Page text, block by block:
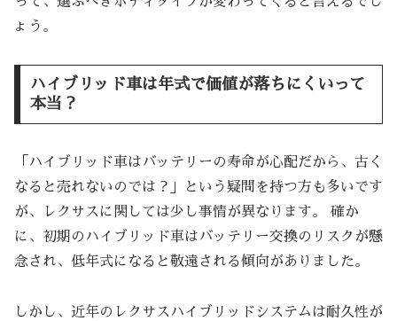
ょう。
ハイブリッド車は年式で価値が落ちにくいって
本当？
「ハイブリッド車はバッテリーの寿命が心配だから、古く
なると売れないのでは？」という疑問を持つ方も多いです
が、レクサスに関しては少し事情が異なります。 確か
に、初期のハイブリッド車はバッテリー交換のリスクが懸
念され、低年式になると敬遠される傾向がありました。
しかし、近年のレクサスハイブリッドシステムは耐久性が